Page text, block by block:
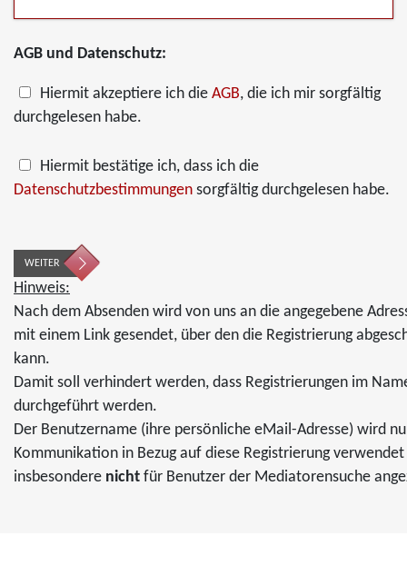
AGB und Datenschutz:
Hiermit akzeptiere ich die AGB, die ich mir sorgfältig
durchgelesen habe.
Hiermit bestätige ich, dass ich die
Datenschutzbestimmungen sorgfältig durchgelesen habe.
WEITER
Hinweis:
Nach dem Absenden wird von uns an die angegebene
mit einem Link gesendet, über den die Registrierung
kann.
Damit soll verhindert werden, dass Registrierungen im
durchgeführt werden.
Der Benutzername (ihre persönliche eMail-Adresse) wird
Kommunikation in Bezug auf diese Registrierung verwendet
insbesondere nicht für Benutzer der Mediatorensuche